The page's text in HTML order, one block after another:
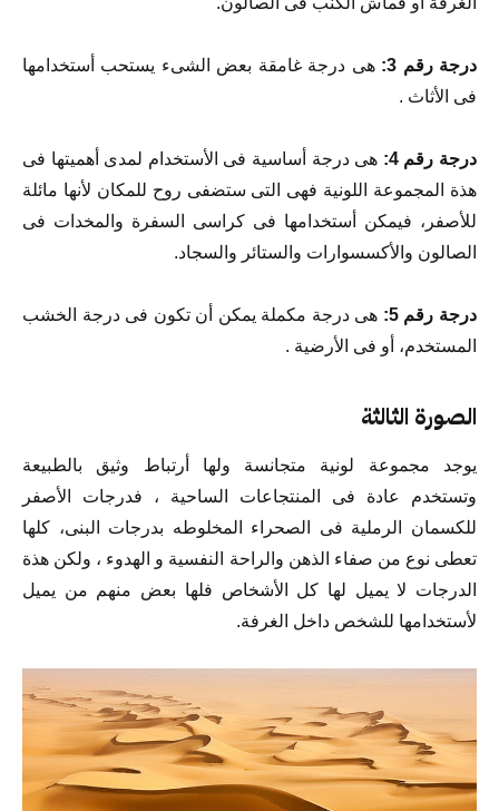
درجة رقم 3:
هى درجة غامقة بعض الشىء يستحب أستخدامها
فى الأثاث .
درجة رقم 4:
هى درجة أساسية فى الأستخدام لمدى أهميتها فى
هذة المجموعة اللونية فهى التى ستضفى روح للمكان لأنها مائلة
للأصفر، فيمكن أستخدامها فى كراسى السفرة والمخدات فى
الصالون والأكسسوارات والستائر والسجاد.
درجة رقم 5:
هى درجة مكملة يمكن أن تكون فى درجة الخشب
المستخدم، أو فى الأرضية .
الصورة الثالثة
يوجد مجموعة لونية متجانسة ولها أرتباط وثيق بالطبيعة
وتستخدم عادة فى المنتجاعات الساحية ، فدرجات الأصفر
للكسمان الرملية فى الصحراء المخلوطه بدرجات البنى، كلها
تعطى نوع من صفاء الذهن والراحة النفسية و الهدوء ، ولكن هذة
الدرجات لا يميل لها كل الأشخاص فلها بعض منهم من يميل
لأستخدامها للشخص داخل الغرفة.